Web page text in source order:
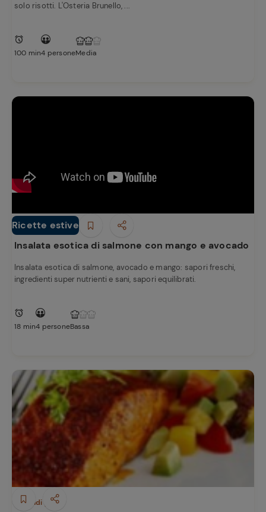
solo risotti. L'Osteria Brunello, ...
100 min4 personeMedia
Ricette estive
Finger Food
Insalata esotica di salmone con mango e avocado
Insalata esotica di salmone, avocado e mango: sapori freschi,
ingredienti super nutrienti e sani, sapori equilibrati.
18 min4 personeBassa
Secondi piatti